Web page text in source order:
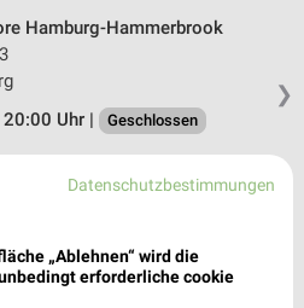
❯
Hamburg-Hammerbrook
Uhr |
Geschlossen
362
Datenschutzbestimmungen
„Ablehnen“ wird die
erforderliche cookie